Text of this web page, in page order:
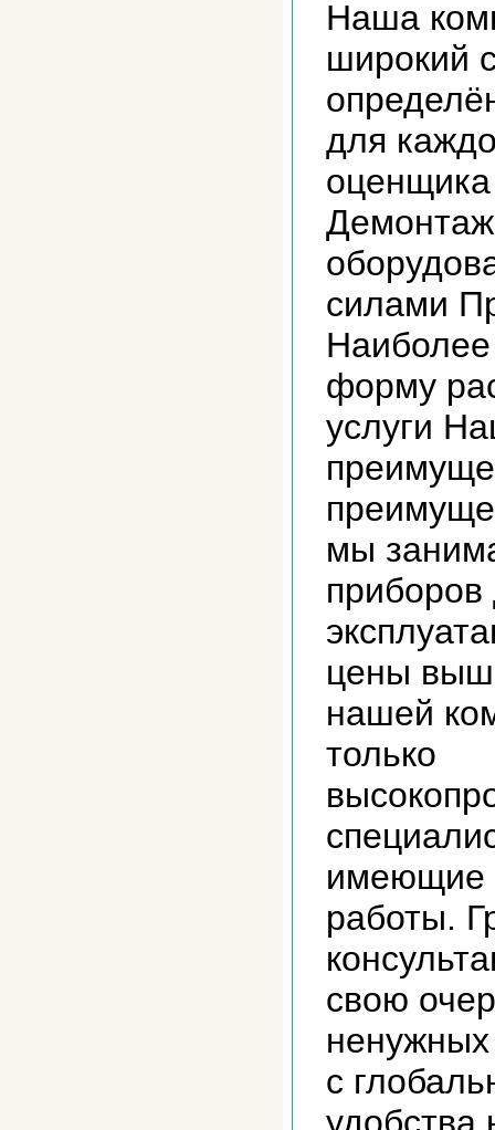
Наша
широкий
для
Демонтаж
силами
форму
услуги
мы
цены
нашей
только
имеющие
работы.
свою
с